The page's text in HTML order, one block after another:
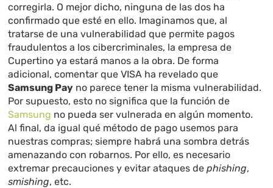
corregirla. O mejor dicho, ninguna de las dos ha
confirmado que esté en ello. Imaginamos que, al
tratarse de una vulnerabilidad que permite pagos
fraudulentos a los cibercriminales, la empresa de
Cupertino ya estará manos a la obra. De forma
adicional, comentar que VISA ha revelado que
Samsung Pay no parece tener la misma vulnerabilidad.
Por supuesto, esto no significa que la función de
Samsung no pueda ser vulnerada en algún momento.
Al final, da igual qué método de pago usemos para
nuestras compras; siempre habrá una sombra detrás
amenazando con robarnos. Por ello, es necesario
extremar precauciones y evitar ataques dephishing,
smishing, etc.